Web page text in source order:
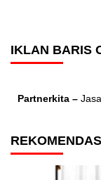
IKLAN BARIS
Partnerkita –